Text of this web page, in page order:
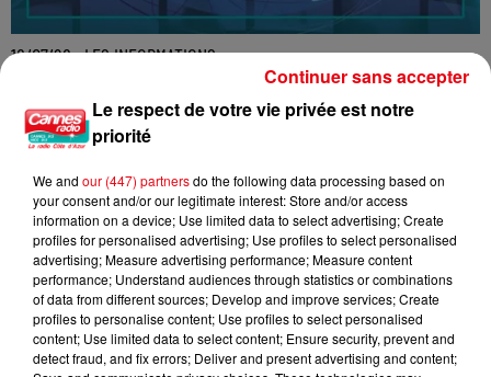
16/07/26 : LES INFORMATIONS
Le respect de votre vie privée est notre
priorité
We and our (447) partnersdo the following data processing based on
your consent and/or our legitimate interest: Store and/or access
information on a device; Use limited data to select advertising; Create
profiles for personalised advertising; Use profiles to select personalised
advertising; Measure advertising performance; Measure content
performance; Understand audiences through statistics or combinations
of data from different sources; Develop and improve services; Create
profiles to personalise content; Use profiles to select personalised
content; Use limited data to select content; Ensure security, prevent and
detect fraud, and fix errors; Deliver and present advertising and content;
Continuer sans accepter